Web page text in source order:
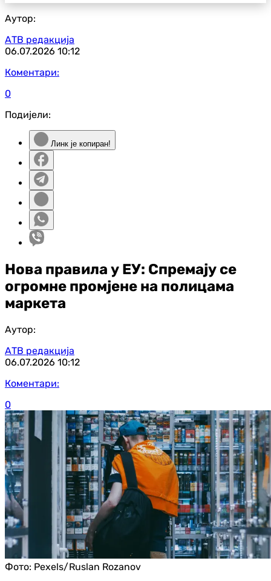
Аутор:
АТВ редакција
06.07.2026 10:12
Коментари:
0
Подијели:
Линк је копиран!
Нова правила у ЕУ: Спремају се
огромне промјене на полицама
маркета
Аутор:
АТВ редакција
06.07.2026 10:12
Коментари:
0
Фото: Pexels/Ruslan Rozanov